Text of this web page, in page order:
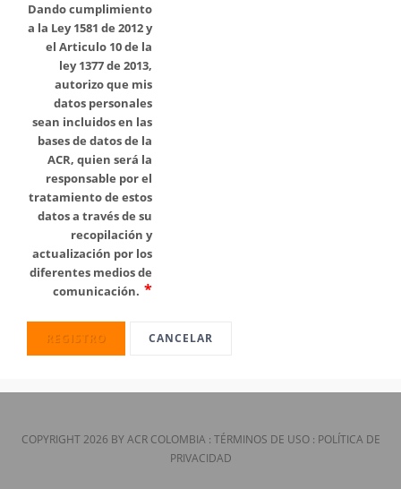
Dando cumplimiento
a la Ley 1581 de 2012 y
el Articulo 10 de la
ley 1377 de 2013,
autorizo que mis
datos personales
sean incluidos en las
bases de datos de la
ACR, quien será la
responsable por el
tratamiento de estos
datos a través de su
recopilación y
actualización por los
diferentes medios de
comunicación.
REGISTRO CANCELAR
COPYRIGHT 2026 BY ACR COLOMBIA: TÉRMINOS DE USO: POLÍTICA DE
PRIVACIDAD